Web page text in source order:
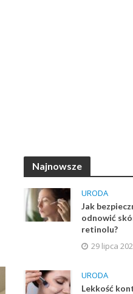
Najnowsze
URODA
Jak
odnowić
retinolu?
29 lipca
URODA
Lekkość